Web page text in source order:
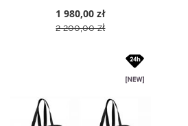
1 980,00 zł
2 200,00 zł